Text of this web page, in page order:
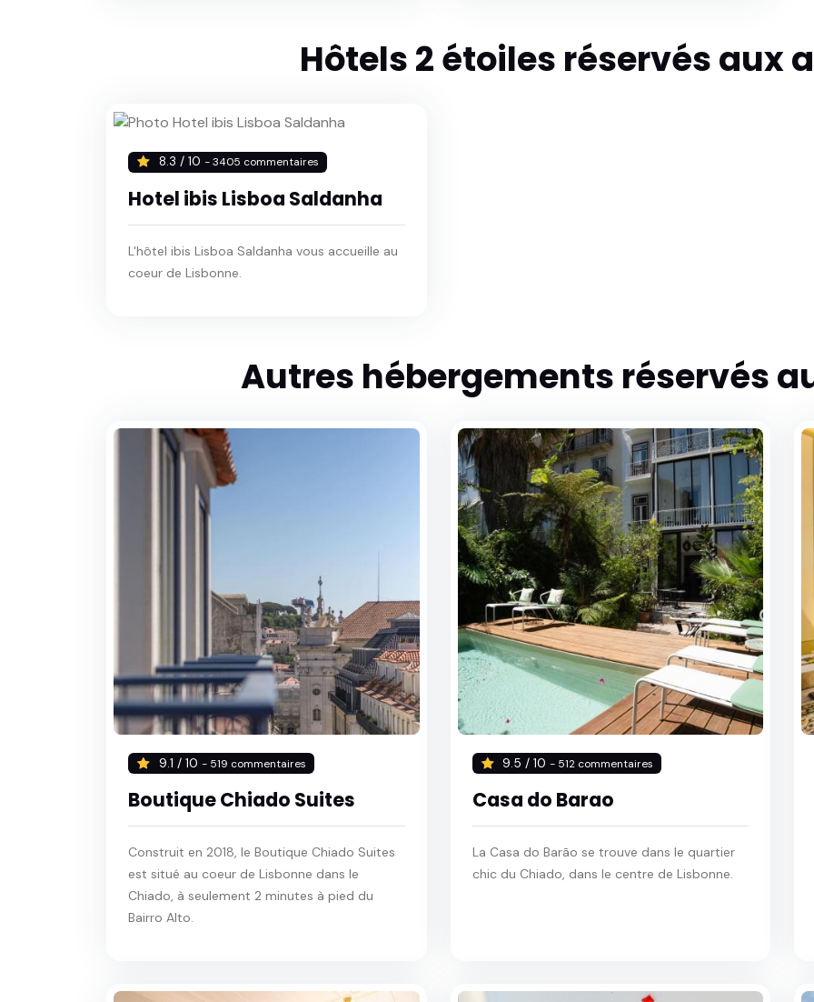
Hôtels 2 étoiles réservés aux
8.3 / 10 - 3405 commentaires
Hotel ibis Lisboa Saldanha
L'hôtel ibis Lisboa Saldanha vous accueille au
coeur de Lisbonne.
Autres hébergements réservés
9.1 / 10 - 519 commentaires
Boutique Chiado Suites
Construit en 2018, le Boutique Chiado Suites
est situé au coeur de Lisbonne dans le
Chiado, à seulement 2 minutes à pied du
Bairro Alto.
9.5 / 10- 512 commentaires
Casa do Barao
La Casa do Barão se trouve dans le quartier
chic du Chiado, dans le centre de Lisbonne.